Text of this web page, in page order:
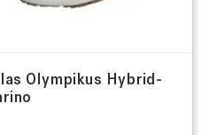
Olympikus Hybrid-